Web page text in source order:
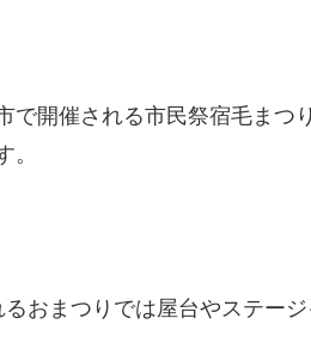
で開催される市民祭宿毛まつ
。
おまつりでは屋台やステー